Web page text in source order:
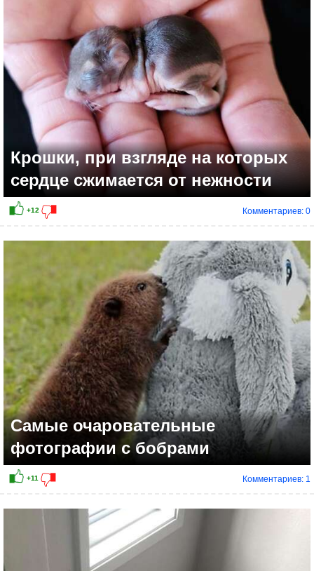
Крошки, при взгляде на которых
сердце сжимается от нежности
Комментариев: 0
Самые очаровательные
фотографии с бобрами
Комментариев: 1